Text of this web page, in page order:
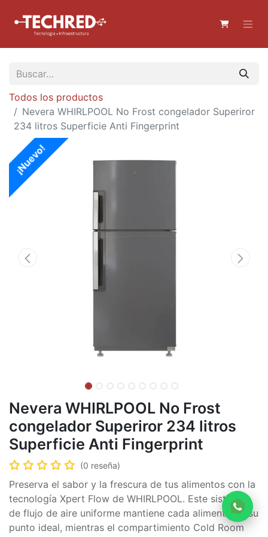
Todos los productos
Nevera WHIRLPOOL No Frost congelador Superiror
234 litros Superficie Anti Fingerprint
¡Nuevo!
Nevera WHIRLPOOL No Frost
congelador Superiror 234 litros
Superficie Anti Fingerprint
(0 reseña)
Preserva el sabor y la frescura de tus alimentos con la
tecnología Xpert Flow de WHIRLPOOL. Este sistema
de flujo de aire uniforme mantiene cada alimento en su
punto ideal, mientras el compartimiento Cold Room